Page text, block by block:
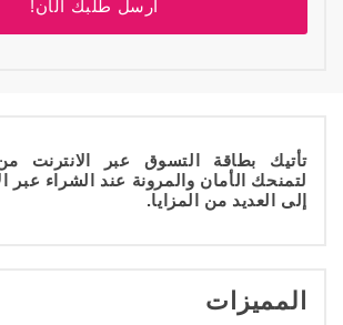
أرسل طلبك الأن!
تأتيك بطاقة التسوق عبر الانترنت
لتمنحك الأمان والمرونة عند الشراء عبر
إلى العديد من المزايا.
المميزات